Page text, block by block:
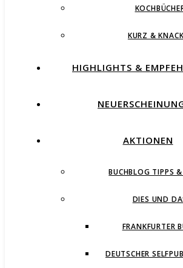
KURZ &
HIGHLIGHTS &
AKTIONEN
BUCHBLOG TIPPS
DIES UND
FRANKFURTER
DEUTSCHER